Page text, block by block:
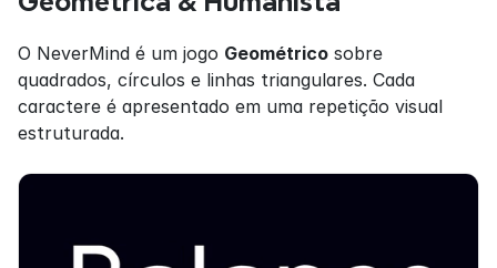
O NeverMind é um jogo Geométrico sobre
quadrados, círculos e linhas triangulares. Cada
caractere é apresentado em uma repetição visual
estruturada.